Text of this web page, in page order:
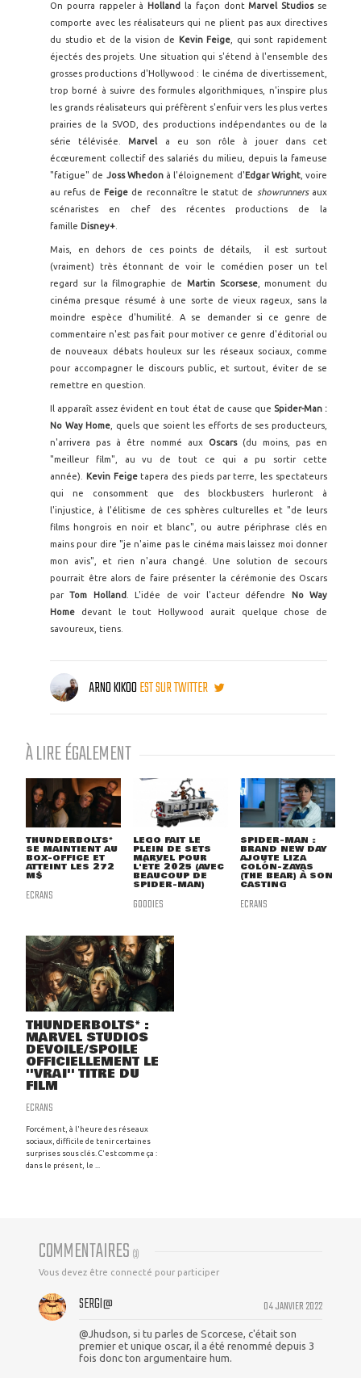
On pourra rappeler à Holland la façon dontMarvel Studios se
comporte avec les réalisateurs qui ne plient pas aux directives
du studio et de la vision de
Kevin Feige , qui sont rapidement
éjectés des projets. Une situation qui s'étend à l'ensemble des
grosses productions d'Hollywood : le cinéma de divertissement,
trop borné à suivre des formules algorithmiques, n'inspire plus
les grands réalisateurs qui préfèrent s'enfuir vers les plus vertes
prairies de la SVOD, des productions indépendantes ou de la
série télévisée.Marvel
a eu son rôle à jouer dans cet
écœurement collectif des salariés du milieu, depuis la fameuse
"fatigue" de Joss Whedonà l'éloignement d' Edgar Wright, voire
au refus de Feigede reconnaître le statut de showrunnersaux
scénaristes en chef des récentes productions de la
famille Disney+
Mais, en dehors de ces points de détails, il est surtout
(vraiment) très étonnant de voir le comédien poser un tel
regard sur la filmographie de Martin Scorsese, monument du
cinéma presque résumé à une sorte de vieux rageux, sans la
moindre espèce d'humilité. A se demander si ce genre de
commentaire n'est pas fait pour motiver ce genre d'éditorial ou
de nouveaux débats houleux sur les réseaux sociaux, comme
pour accompagner le discours public, et surtout, éviter de se
remettre en question.
Il apparaît assez évident en tout état de cause que Spider-Man :
No Way Home , quels que soient les efforts de ses producteurs,
n'arrivera pas à être nommé aux Oscars (du moins, pas en
"meilleur film", au vu de tout ce qui a pu sortir cette
année).
Kevin Feigetapera des pieds par terre, les spectateurs
qui ne consomment que des blockbusters hurleront à
l'injustice, à l'élitisme de ces sphères culturelles et "de leurs
films hongrois en noir et blanc", ou autre périphrase clés en
mains pour dire "je n'aime pas le cinéma mais laissez moi donner
mon avis", et rien n'aura changé. Une solution de secours
pourrait être alors de faire présenter la cérémonie des Oscars
parTom Holland . L'idée de voir l'acteur défendre
No Way
Home devant le tout Hollywood aurait quelque chose de
savoureux, tiens.
ARNO KIKOOEST SUR TWITTER
À LIRE ÉGALEMENT
THUNDERBOLTS*
SE MAINTIENT AU
BOX-OFFICE ET
ATTEINT LES 272
M$
ECRANS
LEGO FAIT LE
PLEIN DE SETS
MARVEL POUR
L'ÉTÉ 2025 (AVEC
BEAUCOUP DE
SPIDER-MAN)
GOODIES
SPIDER-MAN :
BRAND NEW DAY
AJOUTE LIZA
COLÓN-ZAYAS
(THE BEAR) À SON
CASTING
ECRANS
THUNDERBOLTS* :
MARVEL STUDIOS
DÉVOILE/SPOILE
OFFICIELLEMENT LE
''VRAI'' TITRE DU
FILM
ECRANS
Forcément, à l'heure des réseaux
sociaux, difficile de tenir certaines
surprises sous clés. C'est comme ça :
dans le présent, le ...
COMMENTAIRES (3)
Vous devez être connecté pour participer
04 JANVIER 2022
SERGI@
@Jhudson, si tu parles de Scorcese, c'était son
premier et unique oscar, il a été renommé depuis 3
fois donc ton argumentaire hum.